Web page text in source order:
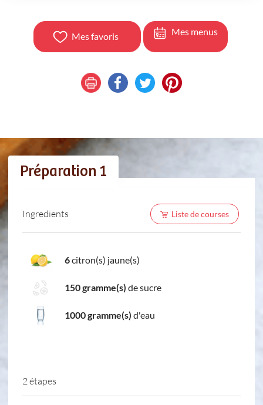
Mes favoris Mes menus
Préparation 1
Ingredients Liste de courses
6citron(s) jaune(s)
150 gramme(s) de sucre
1000 gramme(s) d'eau
2 étapes